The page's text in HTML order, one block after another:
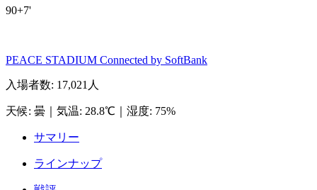
90+7'
PEACE STADIUM Connected by SoftBank
入場者数: 17,021人
天候: 曇 気温: 28.8℃ 湿度: 75%
サマリー
ラインナップ